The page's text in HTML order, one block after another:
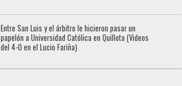
Entre San Luis y el árbitro le hicieron pasar un
papelón a Universidad Católica en Quillota (Videos
del 4-0 en el Lucio Fariña)